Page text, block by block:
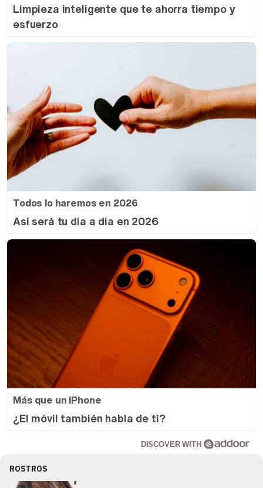
Limpieza inteligente que te ahorra tiempo y
esfuerzo
Todos lo haremos en 2026
Así será tu día a día en 2026
Más que un iPhone
¿El móvil también habla de ti?
DISCOVER WITH
ROSTROS